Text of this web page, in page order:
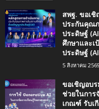
สพฐ. ขอเ
ประกันคุณ
ประดิษฐ์
ศึกษาและ
ประดิษฐ์
5 สิงหาคม 2569
ขอเชิญอบร
ช่วยในการ
เกณฑ์ รับเ